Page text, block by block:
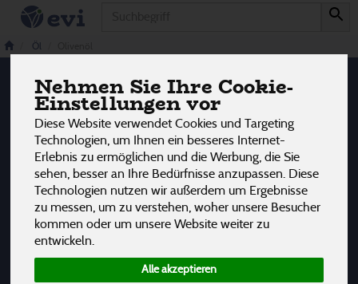
Nehmen Sie Ihre Cookie-
Einstellungen vor
Diese Website verwendet Cookies und Targeting
Technologien, um Ihnen ein besseres Internet-
Erlebnis zu ermöglichen und die Werbung, die Sie
sehen, besser an Ihre Bedürfnisse anzupassen. Diese
Technologien nutzen wir außerdem um Ergebnisse
zu messen, um zu verstehen, woher unsere Besucher
kommen oder um unsere Website weiter zu
entwickeln.
Alle akzeptieren
Öl
Olivenöl
Hersteller Ernährung